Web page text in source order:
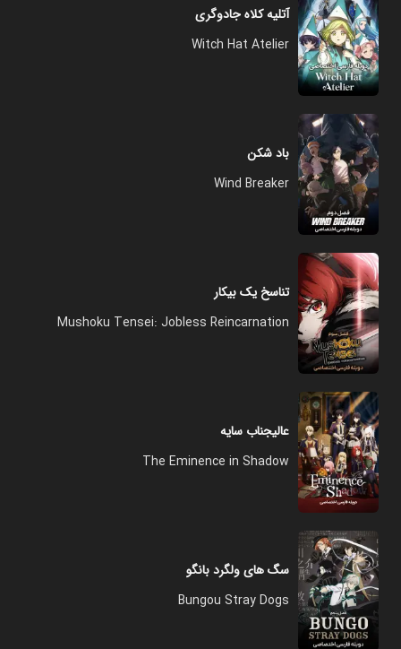
آتلیه کلاه جادوگری
Witch Hat Atelier
باد شکن
Wind Breaker
تناسخ یک بیکار
Mushoku Tensei: Jobless Reincarnation
عالیجناب سایه
The Eminence in Shadow
سگ های ولگرد بانگو
Bungou Stray Dogs